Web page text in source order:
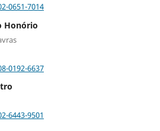
0651-7014
Honório
0192-6637
6443-9501